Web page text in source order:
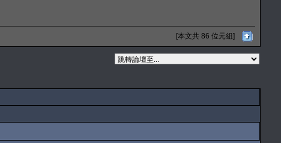
[本文共 86 位元組]